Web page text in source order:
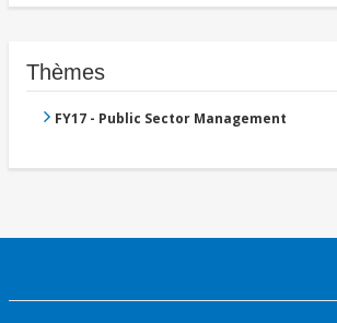
Thèmes
FY17 - Public Sector Management